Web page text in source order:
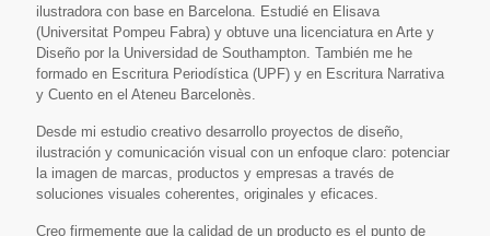
ilustradora con base en Barcelona. Estudié en Elisava
(Universitat Pompeu Fabra) y obtuve una licenciatura en Arte y
Diseño por la Universidad de Southampton. También me he
formado en Escritura Periodística (UPF) y en Escritura Narrativa
y Cuento en el Ateneu Barcelonès.
Desde mi estudio creativo desarrollo proyectos de diseño,
ilustración y comunicación visual con un enfoque claro: potenciar
la imagen de marcas, productos y empresas a través de
soluciones visuales coherentes, originales y eficaces.
Creo firmemente que la calidad de un producto es el punto de